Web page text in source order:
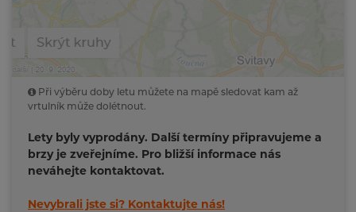
Při výběru doby letu můžete na mapě sledovat kam až
vrtulník může dolétnout.
Lety byly vyprodány. Další termíny připravujeme a
brzy je zveřejníme. Pro bližší informace nás
neváhejte kontaktovat.
Nevybrali jste si? Kontaktujte nás!